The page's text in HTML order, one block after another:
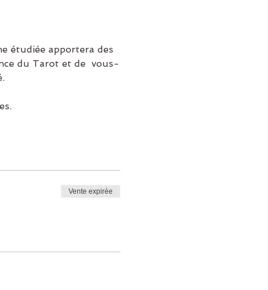
étudiée apportera des
du Tarot et de  vous-
Vente expirée